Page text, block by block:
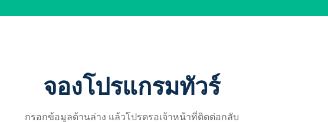
จองโปรแกรมทัวร์
กรอกข้อมูลด้านล่าง แล้วโปรดรอเจ้าหน้าที่ติดต่อกลับ